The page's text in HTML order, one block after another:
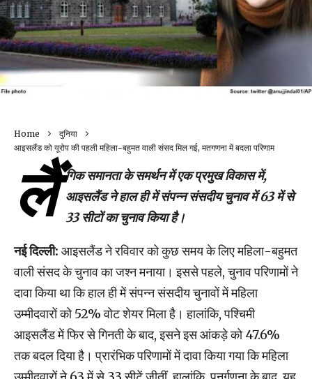
Home
दुनिया
आइसलैंड को यूरोप की पहली महिला-बहुमत वाली संसद मिल गई, मतगणना में बदला परिणाम
लैं
गिक समानता के समर्थन में एक प्रमुख विकास में,
आइसलैंड ने हाल ही में संपन्न संसदीय चुनाव में 63 में से
33 सीटों का चुनाव किया है।
नई दिल्ली: आइसलैंड ने रविवार को कुछ समय के लिए महिला-बहुमत
वाली संसद के चुनाव का जश्न मनाया। इससे पहले, चुनाव परिणामों ने
दावा किया था कि हाल ही में संपन्न संसदीय चुनावों में महिला
उम्मीदवारों को 52% वोट शेयर मिला है। हालांकि, पश्चिमी
आइसलैंड में फिर से गिनती के बाद, इसने इस आंकड़े को 47.6%
तक बदल दिया है। प्रारंभिक परिणामों में दावा किया गया कि महिला